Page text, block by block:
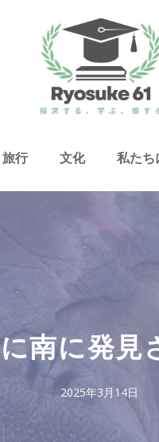
旅行 文化 私たち
南に発
2025年3月14日